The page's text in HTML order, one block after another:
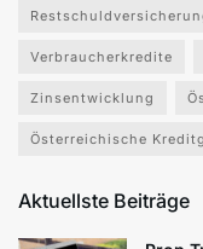
Verbraucherkredite
Zinsentwicklung
Österreichische
Aktuellste Beiträge